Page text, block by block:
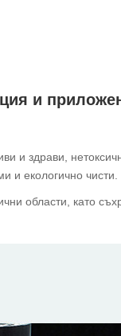
и
и здрави,
и екологично чисти.
области, като